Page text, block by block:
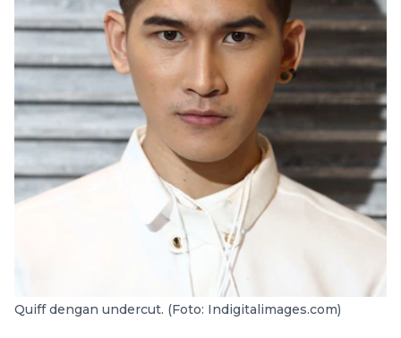
Quiff dengan undercut. (Foto: Indigitalimages.com)